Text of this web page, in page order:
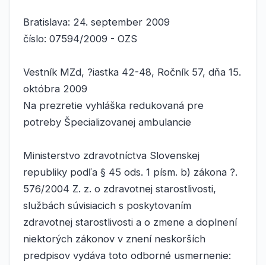
Bratislava: 24. september 2009
číslo: 07594/2009 - OZS
Vestník MZd, ?iastka 42-48, Ročník 57, dňa 15.
októbra 2009
Na prezretie vyhláška redukovaná pre
potreby Špecializovanej ambulancie
Ministerstvo zdravotníctva Slovenskej
republiky podľa § 45 ods. 1 písm. b) zákona ?.
576/2004 Z. z. o zdravotnej starostlivosti,
službách súvisiacich s poskytovaním
zdravotnej starostlivosti a o zmene a doplnení
niektorých zákonov v znení neskorších
predpisov vydáva toto odborné usmernenie: